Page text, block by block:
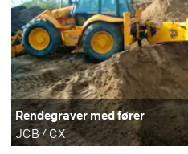
Rendegraver med fører
JCB 4CX